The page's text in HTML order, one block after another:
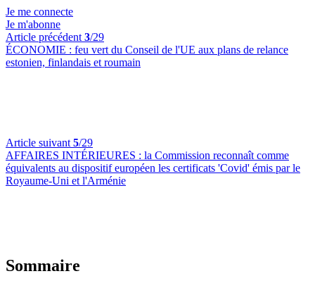
Je me connecte
Je m'abonne
Article précédent 3/29
ÉCONOMIE : feu vert du Conseil de l'UE aux plans de relance
estonien, finlandais et roumain
Article suivant 5/29
AFFAIRES INTÉRIEURES : la Commission reconnaît comme
équivalents au dispositif européen les certificats 'Covid' émis par le
Royaume-Uni et l'Arménie
Sommaire